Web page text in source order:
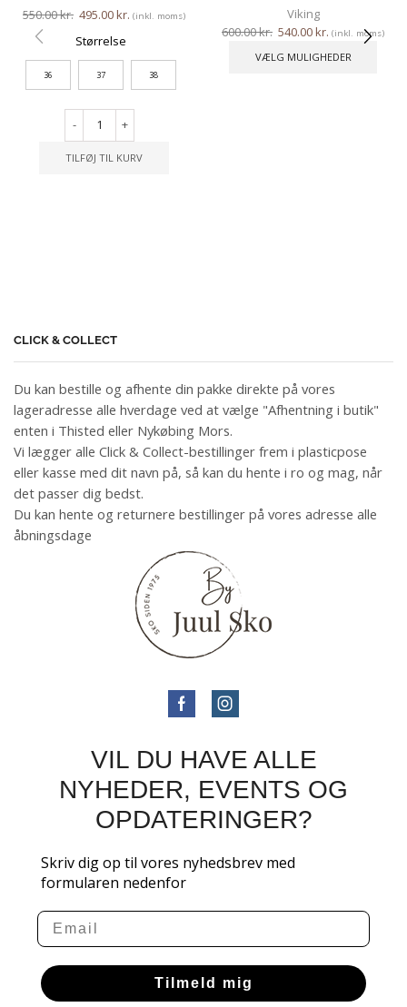
550.00kr. 495.00kr. (inkl. moms)
Størrelse
36 37 38
- +
TILFØJ TIL KURV
Viking
600.00kr. 540.00kr. (inkl. moms)
VÆLG MULIGHEDER
CLICK & COLLECT
Du kan bestille og afhente din pakke direkte på vores
lageradresse alle hverdage ved at vælge "Afhentning i butik"
enten i Thisted eller Nykøbing Mors.
Vi lægger alle Click & Collect-bestillinger frem i plasticpose
eller kasse med dit navn på, så kan du hente i ro og mag, når
det passer dig bedst.
Du kan hente og returnere bestillinger på vores adresse alle
åbningsdage
VIL DU HAVE ALLE
NYHEDER, EVENTS OG
OPDATERINGER?
Skriv dig op til vores nyhedsbrev med
formularen nedenfor
Email
Tilmeld mig